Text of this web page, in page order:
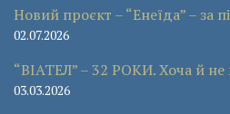
Новий проєкт – “Енеїда” – за
02.07.2026
“ВІАТЕЛ” – 32 РОКИ. Хоча й не
03.03.2026